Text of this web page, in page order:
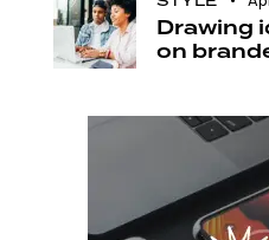
Drawing
on